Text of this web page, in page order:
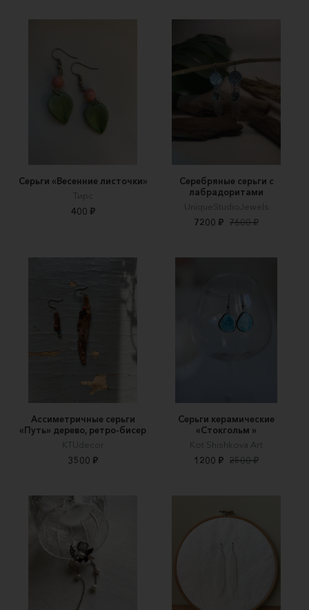
Серьги «Весенние листочки»
Тирс
400 ₽
Серебряные серьги с
лабрадоритами
UniqueStudioJewels
7200 ₽ 7600 ₽
Ассиметричные серьги
«Путь» дерево, ретро-бисер
KTUdecor
3500 ₽
Серьги керамические
«Стокгольм »
Kot Shishkova Art
1200 ₽ 2500 ₽